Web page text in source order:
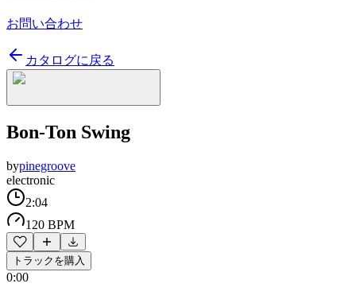
お問い合わせ
カタログに戻る
Bon-Ton Swing
bypinegroove
electronic
2:04
120 BPM
トラックを購入
0:00